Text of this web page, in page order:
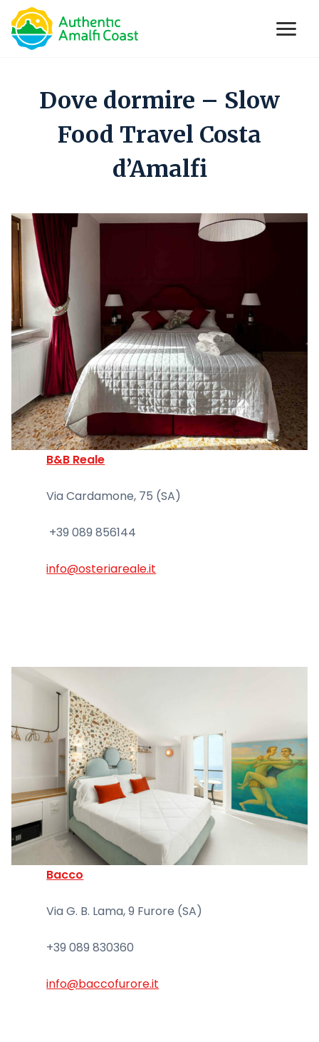
content
Open
Dove dormire – Slow
Food Travel Costa
d’Amalfi
B&B Reale
Via Cardamone, 75 (SA)
+39 089 856144
info@osteriareale.it
Bacco
Via G. B. Lama, 9 Furore (SA)
+39 089 830360
info@baccofurore.it
main menu